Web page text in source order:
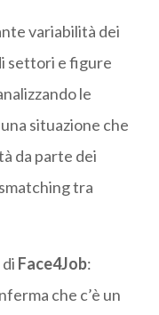
variabilità dei
settori e figure
le
situazione che
da parte dei
tra
Face4Job:
che c’è un